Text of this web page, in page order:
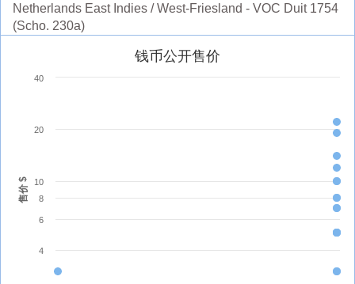
Netherlands East Indies / West-Friesland - VOC Duit 1754
(Scho. 230a)